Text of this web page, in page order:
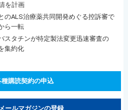
を計画
ALS治療薬共同開発めぐる控訴審で
ら一転
タチンが特定製法変更迅速審査の
集約化
種購読契約の申込
ールマガジンの登録